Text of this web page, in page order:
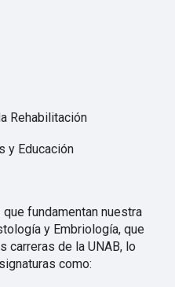
Rehabilitación
y Educación
fundamentan nuestra
y Embriología, que
carreras de la UNAB, lo
como: